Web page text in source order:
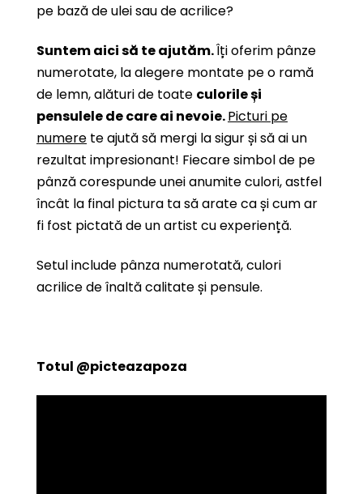
pe bază de ulei sau de acrilice?
Suntem aici să te ajutăm.Îți oferim pânze
numerotate, la alegere montate pe o ramă
de lemn, alături de toate culorile și
pensulele de care ai nevoie.Picturi pe
numere te ajută să mergi la sigur și să ai un
rezultat impresionant! Fiecare simbol de pe
pânză corespunde unei anumite culori, astfel
încât la final pictura ta să arate ca și cum ar
fi fost pictată de un artist cu experiență.
Setul include pânza numerotată, culori
acrilice de înaltă calitate și pensule.
Totul @picteazapoza